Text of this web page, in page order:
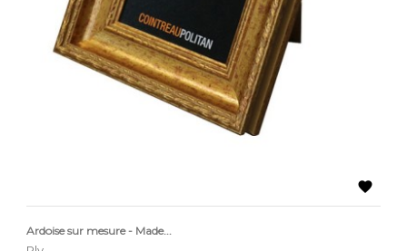

Ardoise sur mesure - Made...